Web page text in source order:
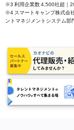
※3 利用企業数 4,500社超｜
※4 スマートキャンプ株式会
ントマネジメントシステム部